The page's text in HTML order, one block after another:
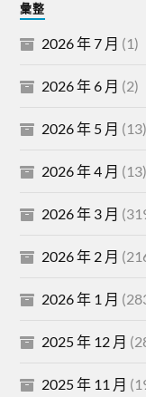
彙整
2026 年 7 月 (1)
2026 年 6 月 (2)
2026 年 5 月 (13)
2026 年 4 月 (13)
2026 年 3 月
2026 年 2 月
2026 年 1 月
2025 年 12 月
2025 年 11 月